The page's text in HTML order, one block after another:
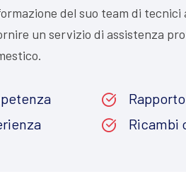
del suo team di
un servizio di assistenza
Ricambi